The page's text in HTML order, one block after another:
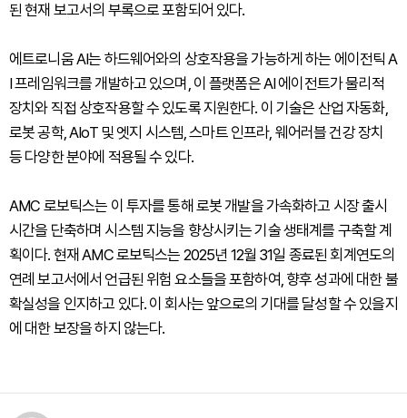
된 현재 보고서의 부록으로 포함되어 있다.
에트로니움 AI는 하드웨어와의 상호작용을 가능하게 하는 에이전틱 A
I 프레임워크를 개발하고 있으며, 이 플랫폼은 AI 에이전트가 물리적
장치와 직접 상호작용할 수 있도록 지원한다. 이 기술은 산업 자동화,
로봇 공학, AIoT 및 엣지 시스템, 스마트 인프라, 웨어러블 건강 장치
등 다양한 분야에 적용될 수 있다.
AMC 로보틱스는 이 투자를 통해 로봇 개발을 가속화하고 시장 출시
시간을 단축하며 시스템 지능을 향상시키는 기술 생태계를 구축할 계
획이다. 현재 AMC 로보틱스는 2025년 12월 31일 종료된 회계연도의
연례 보고서에서 언급된 위험 요소들을 포함하여, 향후 성과에 대한 불
확실성을 인지하고 있다. 이 회사는 앞으로의 기대를 달성할 수 있을지
에 대한 보장을 하지 않는다.